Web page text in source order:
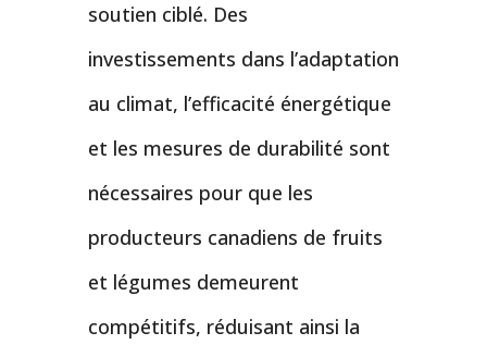
soutien ciblé. Des
investissements dans l’adaptation
au climat, l’efficacité énergétique
et les mesures de durabilité sont
nécessaires pour que les
producteurs canadiens de fruits
et légumes demeurent
compétitifs, réduisant ainsi la